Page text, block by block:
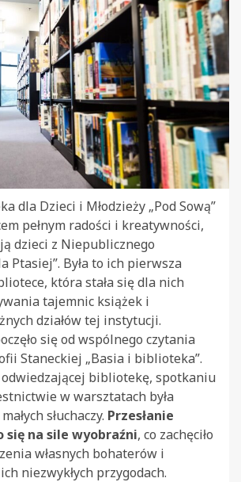
dla Dzieci i Młodzieży „Pod Sową”
pełnym radości i kreatywności,
dzieci z Niepublicznego
Ptasiej”. Była to ich pierwsza
która stała się dla nich
tajemnic książek i
działów tej instytucji.
się od wspólnego czytania
Staneckiej „Basia i biblioteka”.
bibliotekę, spotkaniu
w warsztatach była
słuchaczy. Przesłanie
się na sile wyobraźni, co zachęciło
własnych bohaterów i
niezwykłych przygodach.